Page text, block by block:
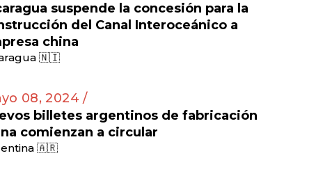
suspende la concesión para la
del Canal Interoceánico a
china
🇳🇮
08, 2024 /
billetes argentinos de fabricación
comienzan a circular
🇦🇷